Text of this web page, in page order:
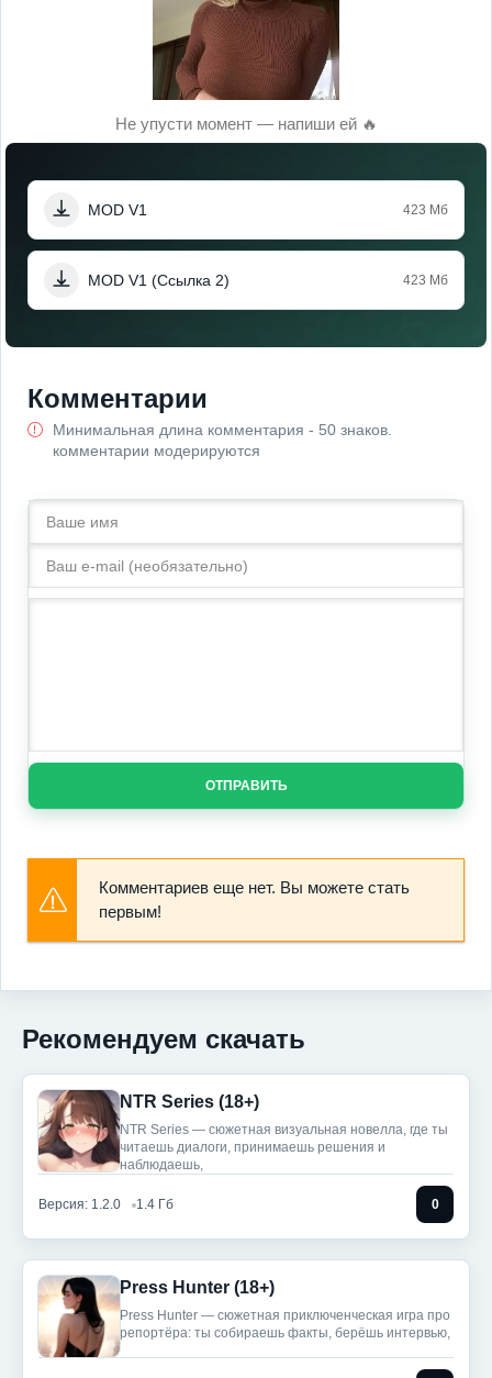
Не упусти момент — напиши ей 🔥
MOD V1 423 Мб
MOD V1 (Ссылка 2) 423 Мб
Комментарии
Минимальная длина комментария - 50 знаков.
комментарии модерируются
ОТПРАВИТЬ
Комментариев еще нет. Вы можете стать
первым!
Рекомендуем скачать
NTR Series (18+)
NTR Series — сюжетная визуальная новелла, где ты
читаешь диалоги, принимаешь решения и
наблюдаешь,
Версия: 1.2.0 1.4 Гб 0
Press Hunter (18+)
Press Hunter — сюжетная приключенческая игра про
репортёра: ты собираешь факты, берёшь интервью,